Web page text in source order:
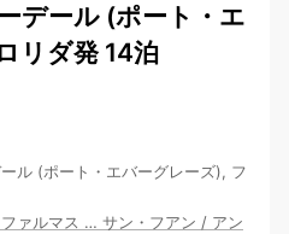
デール (ポート・エ
リダ発 14泊
ル (ポート・エバーグレーズ), フ
ファルマス … サン・フアン / アン